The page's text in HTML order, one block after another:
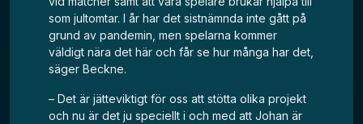
som jultomtar. I år har det sistnämnda inte gått på
grund av pandemin, men spelarna kommer
väldigt nära det här och får se hur många har det,
säger Beckne.
– Det är jätteviktigt för oss att stötta olika projekt
och nu är det ju speciellt i och med att Johan är